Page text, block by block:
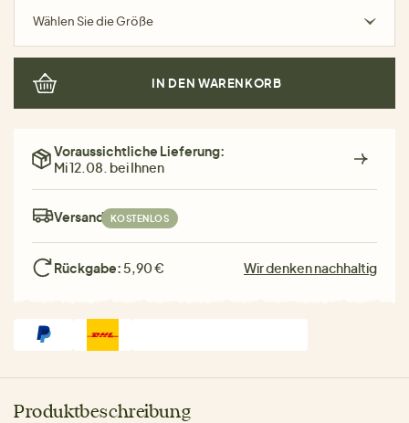
Wählen Sie die Größe
IN DEN WARENKORB
Voraussichtliche Lieferung:
Mi 12.08. bei Ihnen
Versand: KOSTENLOS
Rückgabe: 5,90 € Wir denken nachhaltig
Produktbeschreibung